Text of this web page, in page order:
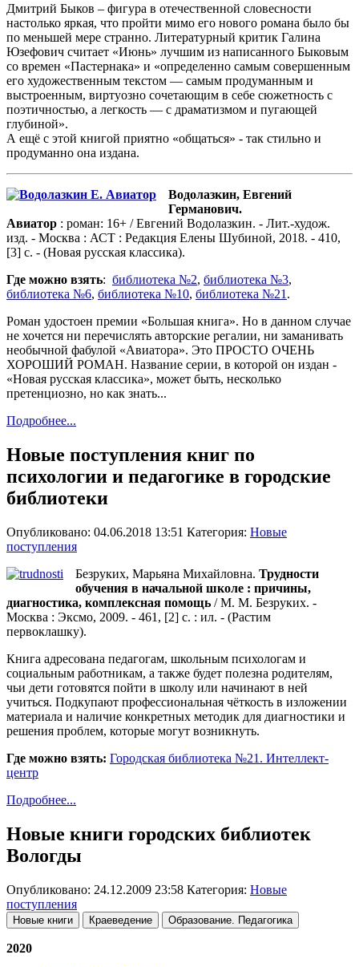
Дмитрий Быков – фигура в отечественной словесности
настолько яркая, что пройти мимо его нового романа было бы
по меньшей мере странно. Литературный критик Галина
Юзефович считает «Июнь» лучшим из написанного Быковым
со времен «Пастернака» и «определенно самым совершенным
его художественным текстом — самым продуманным и
выстроенным, виртуозно сочетающим в себе сюжетность с
поэтичностью, а легкость — с драматизмом и пугающей
глубиной».
А ещё с этой книгой приятно «общаться» - так стильно и
продуманно она издана.
Водолазкин, Евгений
Германович.
Авиатор : роман: 16+ / Евгений Водолазкин. - Лит.-худож.
изд. - Москва : АСТ : Редакция Елены Шубиной, 2018. - 410,
[3] с. - (Новая русская классика).
Где можно взять: библиотека №2, библиотека №3,
библиотека №6, библиотека №10, библиотека №21 .
Роман удостоен премии «Большая книга». Но в данном случае
не хочется ни перечислять авторские регалии, ни заманивать
необычной фабулой «Авиатора». Это ПРОСТО ОЧЕНЬ
ХОРОШИЙ РОМАН. Название серии, в которой он издан -
«Новая русская классика», может быть, несколько
претенциозно, но как знать...
Подробнее...
Новые поступления книг по
психологии и педагогике в городские
библиотеки
Опубликовано: 04.06.2018 13:51 Категория: Новые
поступления
Безруких, Марьяна Михайловна. Трудности
обучения в начальной школе : причины,
диагностика, комплексная помощь / М. М. Безруких. -
Москва : Эксмо, 2009. - 461, [2] с. : ил. - (Растим
первоклашку).
Книга адресована педагогам, школьным психологам и
социальным работникам, а также будет полезна родителям,
чьи дети готовятся пойти в школу или начинают в ней
учиться. Подкупают профессиональная чёткость в изложении
материала и наличие конкретных методик для диагностики и
решения проблем, которые могут возникнуть.
Где можно взять: Городская библиотека №21. Интеллект-
центр
Подробнее...
Новые книги городских библиотек
Вологды
Опубликовано: 24.12.2009 23:58 Категория: Новые
поступления
2020